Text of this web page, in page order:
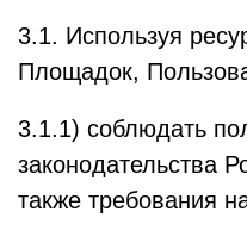
3.1. Используя
Площадок,
3.1.1) соблюдать
законодательства
также требования